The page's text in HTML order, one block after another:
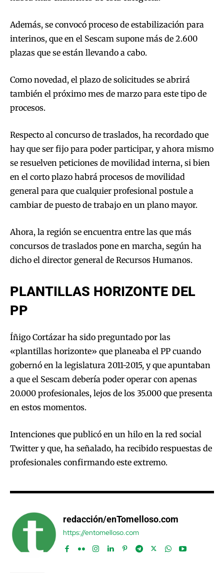
Además, se convocó proceso de estabilización para
interinos, que en el Sescam supone más de 2.600
plazas que se están llevando a cabo.
Como novedad, el plazo de solicitudes se abrirá
también el próximo mes de marzo para este tipo de
procesos.
Respecto al concurso de traslados, ha recordado que
hay que ser fijo para poder participar, y ahora mismo
se resuelven peticiones de movilidad interna, si bien
en el corto plazo habrá procesos de movilidad
general para que cualquier profesional postule a
cambiar de puesto de trabajo en un plano mayor.
Ahora, la región se encuentra entre las que más
concursos de traslados pone en marcha, según ha
dicho el director general de Recursos Humanos.
PLANTILLAS HORIZONTE DEL
PP
Íñigo Cortázar ha sido preguntado por las
«plantillas horizonte» que planeaba el PP cuando
gobernó en la legislatura 2011-2015, y que apuntaban
a que el Sescam debería poder operar con apenas
20.000 profesionales, lejos de los 35.000 que presenta
en estos momentos.
Intenciones que publicó en un hilo en la red social
Twitter y que, ha señalado, ha recibido respuestas de
profesionales confirmando este extremo.
redacción/enTomelloso.com
https://entomelloso.com